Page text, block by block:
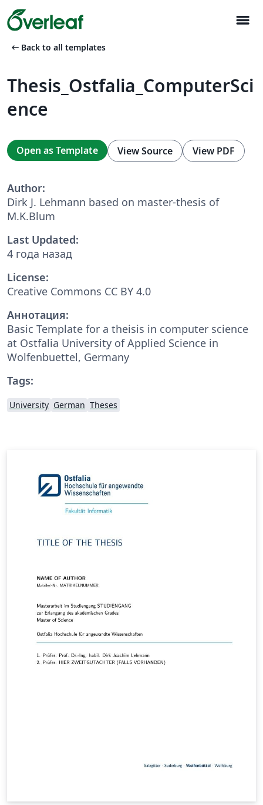
menu
arrow_left_alt Back to all templates
Thesis_Ostfalia_ComputerSci
ence
Open as Template View Source View PDF
Author:
Dirk J. Lehmann based on master-thesis of
M.K.Blum
Last Updated:
4 года назад
License:
Creative Commons CC BY 4.0
Аннотация:
Basic Template for a theisis in computer science
at Ostfalia University of Applied Science in
Wolfenbuettel, Germany
Tags:
University German Theses